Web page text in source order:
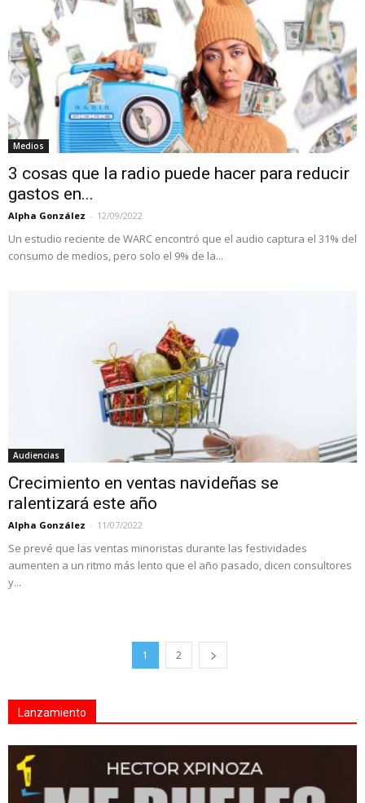
Medios
3 cosas que la radio puede hacer para reducir
gastos en...
Alpha González - 12/09/2022
Un estudio reciente de WARC encontró que el audio captura el 31% del
consumo de medios, pero solo el 9% de la...
Audiencias
Crecimiento en ventas navideñas se
ralentizará este año
Alpha González - 11/07/2022
Se prevé que las ventas minoristas durante las festividades
aumenten a un ritmo más lento que el año pasado, dicen consultores
y...
1 2
Lanzamiento